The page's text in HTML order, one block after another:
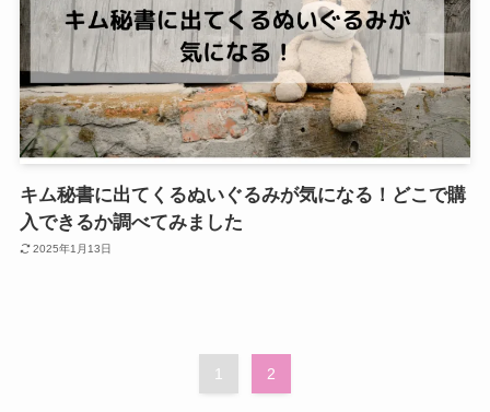
キム秘書に出てくるぬいぐるみが気になる！どこで購
入できるか調べてみました
2025年1月13日
1 2